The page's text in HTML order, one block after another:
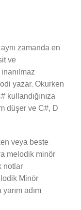
zamanda en
ve
yazar. Okurken
kullandığınıza
düşer ve C#, D
veya beste
melodik minör
notlar
Minör
adım